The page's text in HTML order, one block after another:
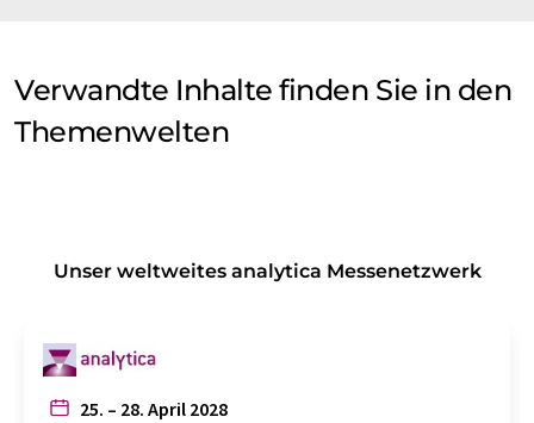
Verwandte Inhalte finden Sie in den
Themenwelten
Unser weltweites analytica Messenetzwerk
25. – 28. April 2028